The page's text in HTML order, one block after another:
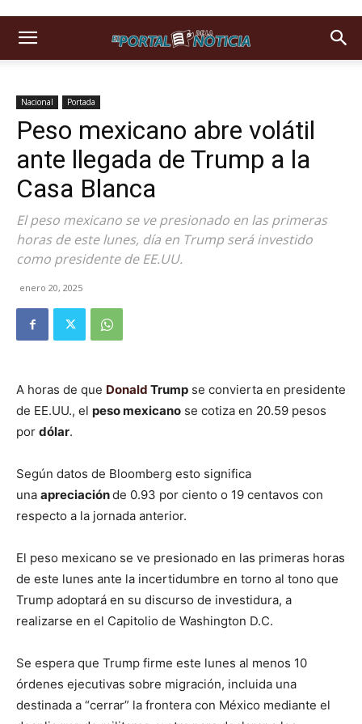
Nacional Portada
Peso mexicano abre volátil
ante llegada de Trump a la
Casa Blanca
El peso mexicano se ve presionado en las primeras
horas de este lunes, día en Trump será investido
como presidente de EE.UU.
enero 20, 2025
A horas de que Donald Trump se convierta en presidente
de EE.UU., el peso mexicano se cotiza en 20.59 pesos
por dólar.
Según datos de Bloomberg esto significa
una apreciaciónde 0.93 por ciento o 19 centavos con
respecto a la jornada anterior.
El peso mexicano se ve presionado en las primeras horas
de este lunes ante la incertidumbre en torno al tono que
Trump adoptará en su discurso de investidura, a
realizarse en el Capitolio de Washington D.C.
Se espera que Trump firme este lunes al menos 10
órdenes ejecutivas sobre migración, incluida una
destinada a “cerrar” la frontera con México mediante el